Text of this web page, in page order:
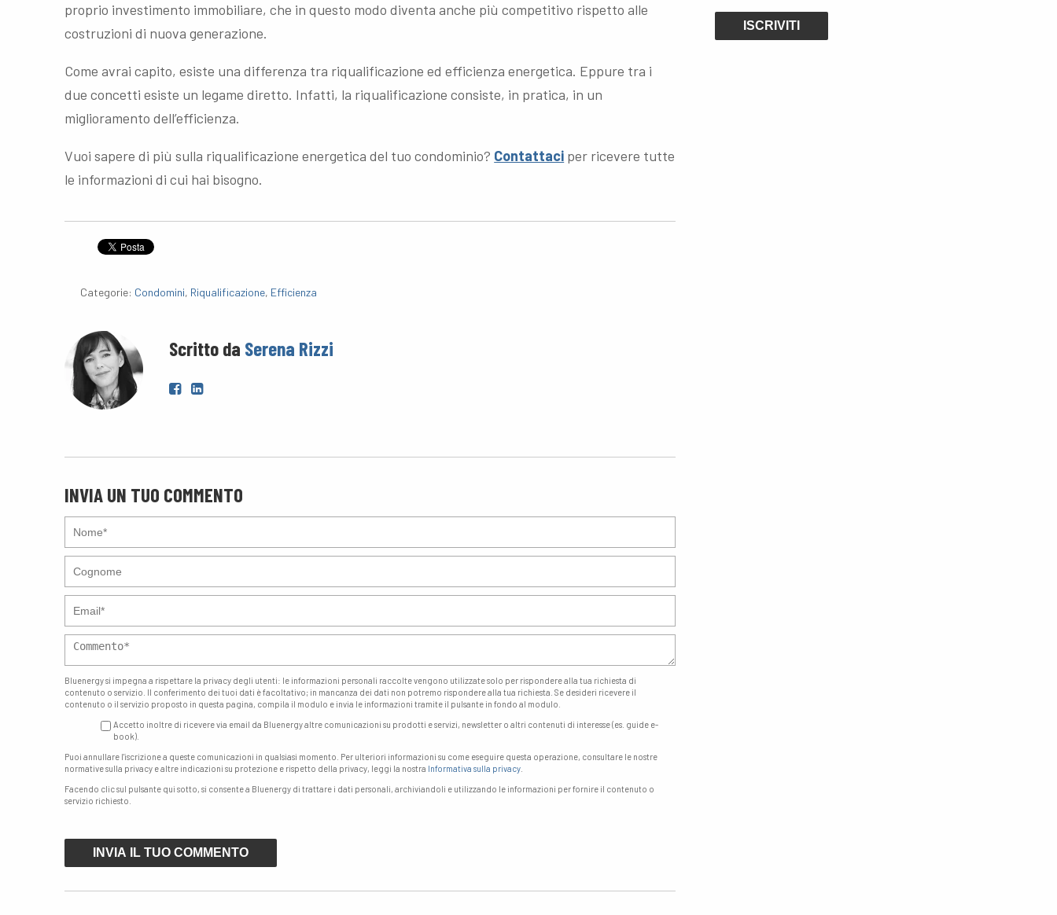
proprio investimento immobiliare, che in questo modo diventa anche più competitivo rispetto alle
costruzioni di nuova generazione.
Come avrai capito, esiste una differenza tra riqualificazione ed efficienza energetica. Eppure tra i
due concetti esiste un legame diretto. Infatti, la riqualificazione consiste, in pratica, in un
miglioramento dell’efficienza.
Vuoi sapere di più sulla riqualificazione energetica del tuo condominio? Contattaci per ricevere tutte
le informazioni di cui hai bisogno.
Categorie: Condomini, Riqualificazione, Efficienza
Scritto da Serena Rizzi
INVIA UN TUO COMMENTO
Bluenergy si impegna a rispettare la privacy degli utenti: le informazioni personali raccolte vengono utilizzate solo per rispondere alla tua richiesta di
contenuto o servizio. Il conferimento dei tuoi dati è facoltativo; in mancanza dei dati non potremo rispondere alla tua richiesta. Se desideri ricevere il
contenuto o il servizio proposto in questa pagina, compila il modulo e invia le informazioni tramite il pulsante in fondo al modulo.
Accetto inoltre di ricevere via email da Bluenergy altre comunicazioni su prodotti e servizi, newsletter o altri contenuti di interesse (es. guide e-
book).
Puoi annullare l'iscrizione a queste comunicazioni in qualsiasi momento. Per ulteriori informazioni su come eseguire questa operazione, consultare le nostre
normative sulla privacy e altre indicazioni su protezione e rispetto della privacy, leggi la nostra Informativa sulla privacy
Facendo clic sul pulsante qui sotto, si consente a Bluenergy di trattare i dati personali, archiviandoli e utilizzando le informazioni per fornire il contenuto o
servizio richiesto.